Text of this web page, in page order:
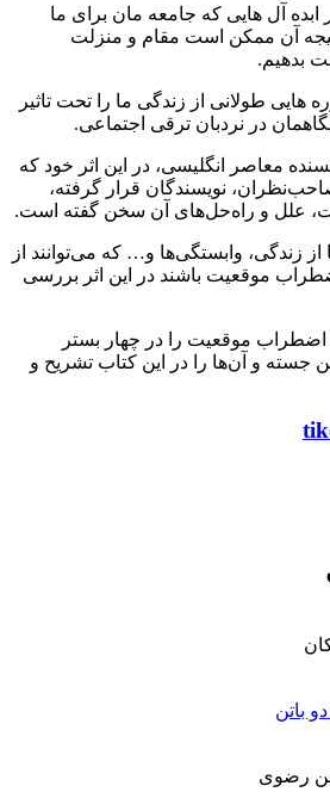
آل هایی که جامعه مان برای ما
آن ممکن است مقام و منزلت
بدهیم.
طولانی از زندگی ما را تحت تاثیر
در نردبان ترقی اجتماعی.
معاصر انگلیسی، در این اثر خود که
نویسندگان قرار گرفته‌،
علل و راه‌حل‌های آن سخن گفته است.
زندگی، وابستگی‌ها و… که می‌توانند از
موقعیت باشند در این اثر بررسی
اضطراب موقعیت را در چهار بستر
جسته و آن‌ها را در این کتاب تشریح و
دو باتن
رضوی